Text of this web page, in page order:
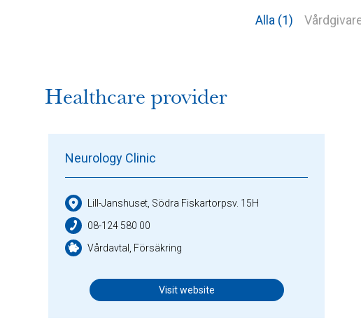
Alla (1)
Healthcare provider
Neurology Clinic
Lill-Janshuset, Södra Fiskartorpsv. 15H
08-124 580 00
Vårdavtal, Försäkring
Visit website